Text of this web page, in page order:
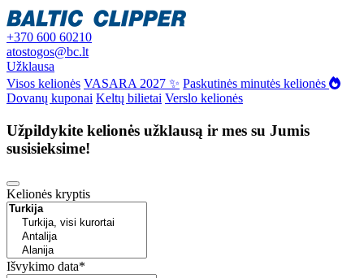
+370 600 60210
atostogos@bc.lt
Užklausa
Visos kelionės VASARA 2027 ✨ Paskutinės minutės kelionės
Dovanų kuponai Keltų bilietai Verslo kelionės
Užpildykite kelionės užklausą ir mes su Jumis
susisieksime!
Kelionės kryptis
Išvykimo data*